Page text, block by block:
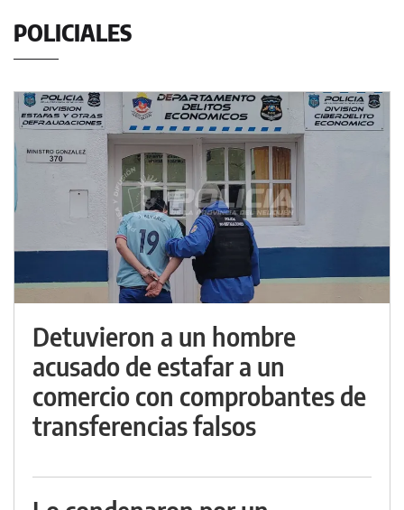
POLICIALES
Detuvieron a un hombre
acusado de estafar a un
comercio con comprobantes de
transferencias falsos